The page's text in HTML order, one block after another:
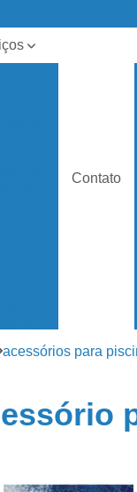
para
Contato
acessórios para